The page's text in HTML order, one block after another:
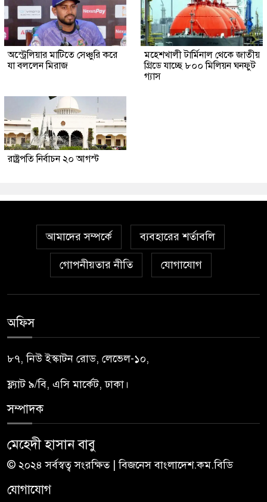
অস্ট্রেলিয়ার মাটিতে সেঞ্চুরি করে
যা বললেন মিরাজ
মহেশখালী টার্মিনাল থেকে জাতীয়
গ্রিডে যাচ্ছে ৮০০ মিলিয়ন ঘনফুট
গ্যাস
রাষ্ট্রপতি নির্বাচন ২০ আগস্ট
আমাদের সম্পর্কে ব্যবহারের শর্তাবলি
গোপনীয়তার নীতি যোগাযোগ
অফিস
৮৭, নিউ ইস্কাটন রোড, লেভেল-১০,
ফ্ল্যাট ৯/বি, এসি মার্কেট, ঢাকা।
সম্পাদক
মেহেদী হাসান বাবু
© ২০২৪ সর্বস্বত্ব সংরক্ষিত | বিজনেস বাংলাদেশ.কম.বিডি
যোগাযোগ